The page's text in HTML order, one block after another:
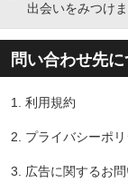
出会いをみつけ
問い合わせ先
1. 利用規約
2. プライバシーポ
3. 広告に関するお